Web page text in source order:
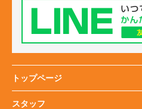
トップページ
スタッフ